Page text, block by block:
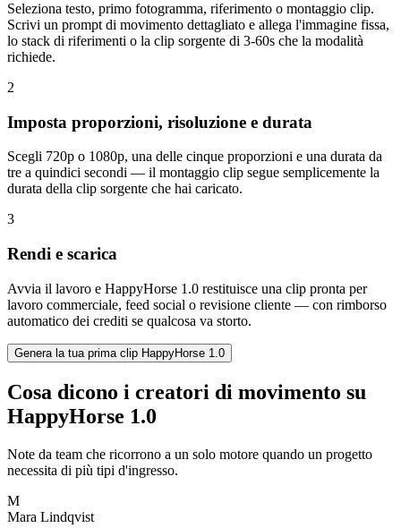
Seleziona testo, primo fotogramma, riferimento o montaggio clip.
Scrivi un prompt di movimento dettagliato e allega l'immagine fissa,
lo stack di riferimenti o la clip sorgente di 3-60s che la modalità
richiede.
2
Imposta proporzioni, risoluzione e durata
Scegli 720p o 1080p, una delle cinque proporzioni e una durata da
tre a quindici secondi — il montaggio clip segue semplicemente la
durata della clip sorgente che hai caricato.
3
Rendi e scarica
Avvia il lavoro e HappyHorse 1.0 restituisce una clip pronta per
lavoro commerciale, feed social o revisione cliente — con rimborso
automatico dei crediti se qualcosa va storto.
Genera la tua prima clip HappyHorse 1.0
Cosa dicono i creatori di movimento su
HappyHorse 1.0
Note da team che ricorrono a un solo motore quando un progetto
necessita di più tipi d'ingresso.
M
Mara Lindqvist